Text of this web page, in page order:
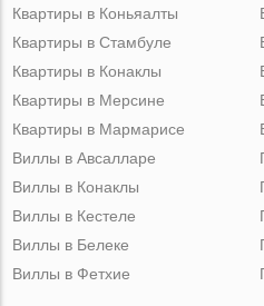
Квартиры в Коньяалты
Квартиры в Стамбуле
Квартиры в Конаклы
Квартиры в Мерсине
Квартиры в Мармарисе
Виллы в Авсалларе
Виллы в Конаклы
Виллы в Кестеле
Виллы в Белеке
Виллы в Фетхие